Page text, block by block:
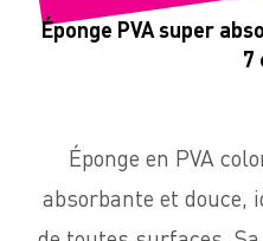
Éponge PVA super
7
Éponge en PVA
absorbante et douce,